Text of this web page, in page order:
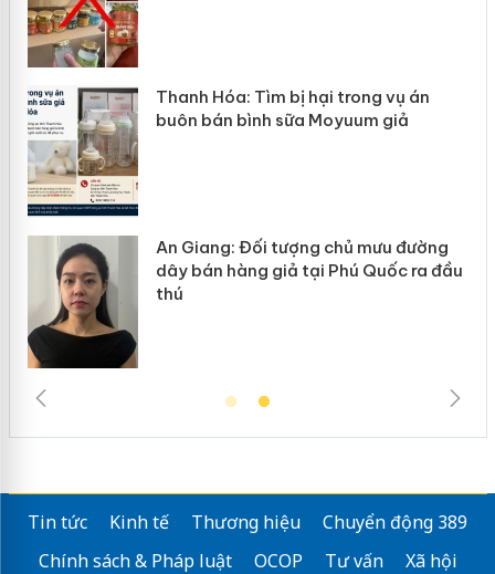
Thanh Hóa: Tìm bị hại trong vụ án
buôn bán bình sữa Moyuum giả
An Giang: Đối tượng chủ mưu đường
dây bán hàng giả tại Phú Quốc ra đầu
thú
Tin tức Kinh tế Thương hiệu
Chuyển động 389
Chính sách & Pháp luật
OCOP Tư vấn
Xã hội